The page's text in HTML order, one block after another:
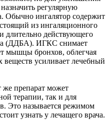
регулярную
Обычно ингалятор содержит
из ингаляционного
длительно действующего
(ДДБА). ИГКС снимает
мышцы бронхов, облегчая
усиливает лечебный
же препарат может
терапии, так и для
Это называется режимом
узнать у лечащего врача.